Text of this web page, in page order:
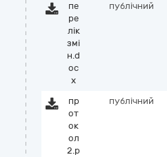
пе
ре
лік
змі
н.d
oc
x
публічний
пр
от
ок
ол
2.p
публічний